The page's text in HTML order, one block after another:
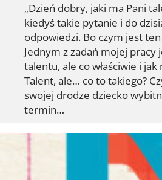
„Dzień dobry, jaki ma Pani
kiedyś takie pytanie i do
odpowiedzi. Bo czym jest ten
Jednym z zadań mojej pracy
talentu, ale co właściwie i
Talent, ale… co to takiego?
swojej drodze dziecko
termin…